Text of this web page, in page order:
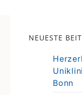
NEUESTE
Bonn